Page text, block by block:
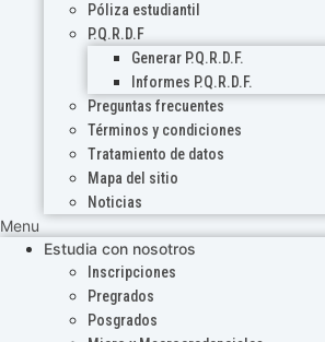
Póliza estudiantil
P.Q.R.D.F
Generar P.Q.R.D.F.
Informes P.Q.R.D.F.
Preguntas frecuentes
Términos y condiciones
Tratamiento de datos
Mapa del sitio
Noticias
Menu
Estudia con nosotros
Inscripciones
Pregrados
Posgrados